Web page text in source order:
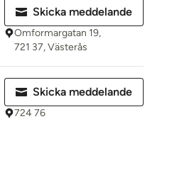
Skicka meddelande
Omformargatan 19,
721 37, Västerås
Skicka meddelande
724 76